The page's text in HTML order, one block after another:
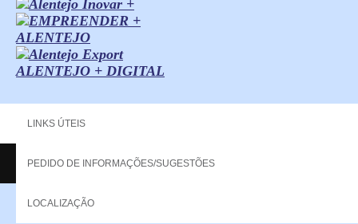
ALENTEJO + DIGITAL
LINKS ÚTEIS
PEDIDO DE INFORMAÇÕES/SUGESTÕES
LOCALIZAÇÃO
Copyright - 2013 NERPOR. All rights reserved.